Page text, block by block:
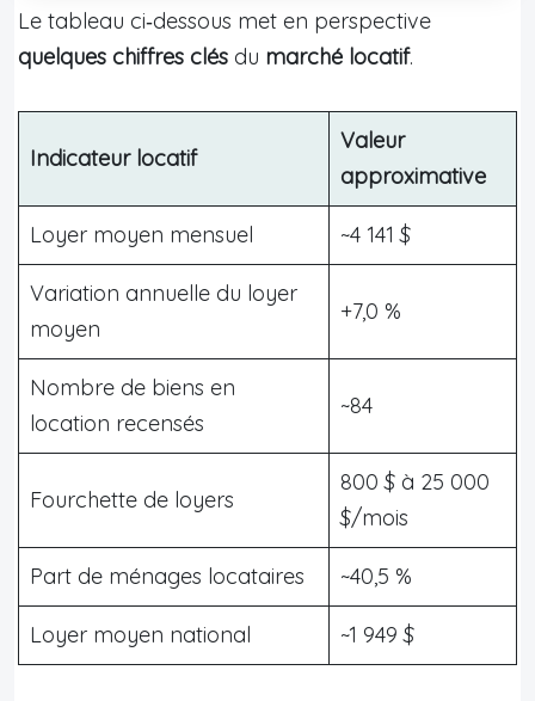
Le tableau ci‑dessous met en perspective
quelques chiffres clés du marché locatif.
Indicateur locatif
Valeur
approximative
Loyer moyen mensuel ~4 141 $
Variation annuelle du loyer
moyen
+7,0 %
Nombre de biens en
location recensés
~84
Fourchette de loyers
800 $ à 25 000
$/mois
Part de ménages locataires ~40,5 %
Loyer moyen national ~1 949 $